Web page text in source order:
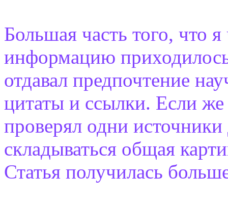
Большая часть того, что
информацию
отдавал предпочтение
цитаты и ссылки. Если
проверял одни
складываться общая
Статья получилась